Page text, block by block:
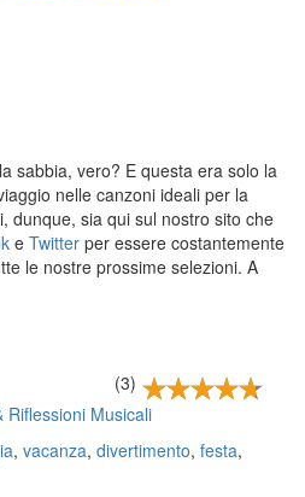
sabbia, vero? E questa era solo la
nelle canzoni ideali per la
dunque, sia qui sul nostro sito che
e Twitter per essere costantemente
le nostre prossime selezioni. A
(3)
Riflessioni Musicali
, vacanza, divertimento, festa,